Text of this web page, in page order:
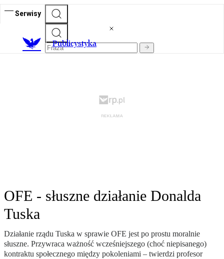
Serwisy
Publicystyka
OFE - słuszne działanie Donalda
Tuska
Działanie rządu Tuska w sprawie OFE jest po prostu moralnie
słuszne. Przywraca ważność wcześniejszego (choć niepisanego)
kontraktu społecznego między pokoleniami – twierdzi profesor